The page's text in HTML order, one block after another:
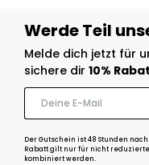
Werde Teil
Melde dich jetzt für
sichere dir 10%
Der Gutschein ist 48 Stunden
Rabatt gilt nur für nicht
kombiniert werden.